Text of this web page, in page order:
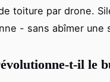
toiture par drone.
- sans abîmer une
t-il le